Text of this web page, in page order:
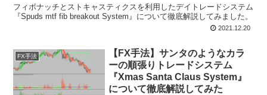
フィボナッチとストキャスティクスを利用したデイトレードシステム
『Spuds mtf fib breakout System』について徹底解説してみました。
2021.12.20
FX手法
【FX手法】サンタのようなカラ
ーの順張りトレードシステム
『Xmas Santa Claus System』
について徹底解説してみた